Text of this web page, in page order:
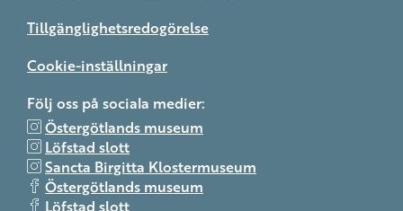
Tillgänglighetsredogörelse
Cookie-inställningar
Följ oss på sociala medier:
Östergötlands museum
Löfstad slott
Sancta Birgitta Klostermuseum
Östergötlands museum
Löfstad slott